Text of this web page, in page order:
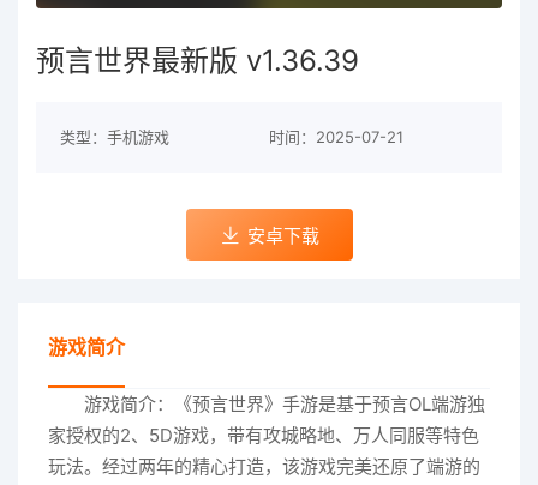
预言世界最新版 v1.36.39
类型：手机游戏 时间：2025-07-21
安卓下载
游戏简介
游戏简介：《预言世界》手游是基于预言OL端游独
家授权的2、5D游戏，带有攻城略地、万人同服等特色
玩法。经过两年的精心打造，该游戏完美还原了端游的